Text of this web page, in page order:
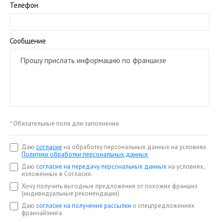
Телефон
Сообщение
* Обязательные поля для заполнения
Даю согласие на обработку персональных данных на условиях
Политики обработки персональных данных
Даю согласие на передачу персональных данных на условиях,
изложенных в Согласии.
Хочу получить выгодные предложения от похожих франшиз
(индивидуальные рекомендации)
Даю согласие на получение рассылки о спецпредложениях
франчайзинга